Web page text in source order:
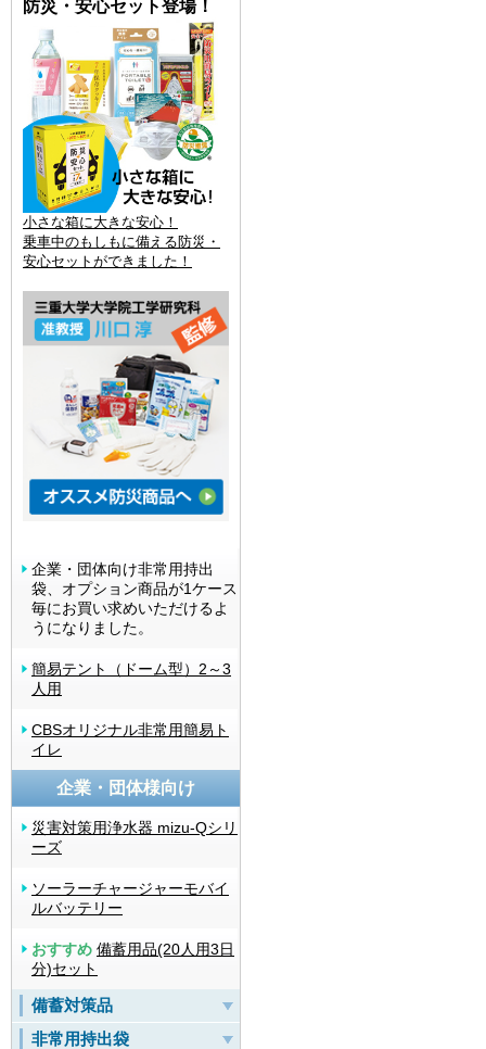
防災・安心セット登場！
小さな箱に大きな安心！
乗車中のもしもに備える防災・
安心セットができました！
企業・団体向け非常用持出
袋、オプション商品が1ケース
毎にお買い求めいただけるよ
うになりました。
簡易テント（ドーム型）2～3
人用
CBSオリジナル非常用簡易ト
イレ
企業・団体様向け
災害対策用浄水器 mizu-Qシリ
ーズ
ソーラーチャージャーモバイ
ルバッテリー
おすすめ 備蓄用品(20人用3日
分)セット
備蓄対策品
非常用持出袋